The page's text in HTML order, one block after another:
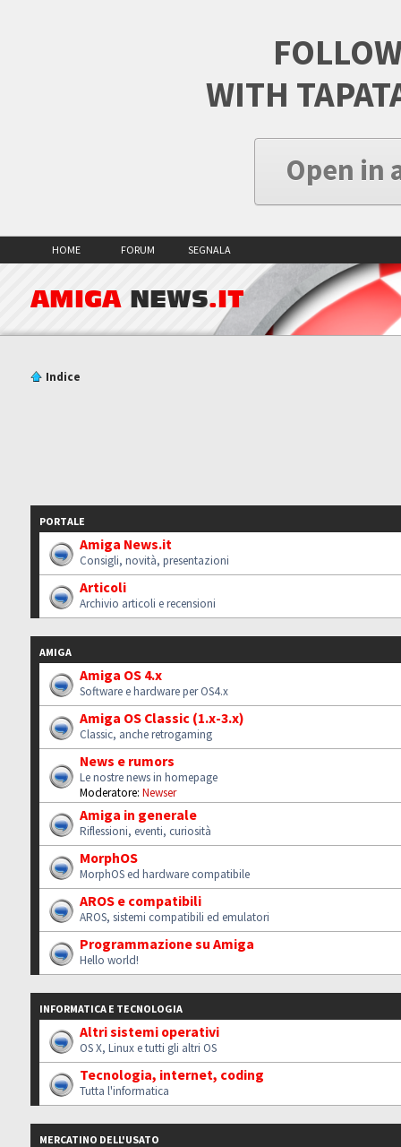
WITH
Open in
HOME FORUM SEGNALA
AMIGA NEWS.IT
Indice
PORTALE
Amiga News.it
Consigli, novità, presentazioni
Articoli
Archivio articoli e recensioni
AMIGA
Amiga OS 4.x
Software e hardware per OS4.x
Amiga OS Classic (1.x-3.x)
Classic, anche retrogaming
News e rumors
Le nostre news in homepage
Moderatore: Newser
Amiga in generale
Riflessioni, eventi, curiosità
MorphOS
MorphOS ed hardware compatibile
AROS e compatibili
AROS, sistemi compatibili ed emulatori
Programmazione su Amiga
Hello world!
INFORMATICA E TECNOLOGIA
Altri sistemi operativi
OS X, Linux e tutti gli altri OS
Tecnologia, internet, coding
Tutta l'informatica
MERCATINO DELL'USATO